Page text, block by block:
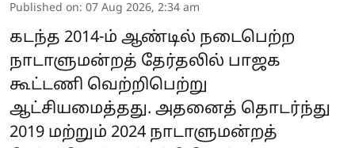
Published on: 07 Aug 2026, 2:34 am
கடந்த 2014-ம் ஆண்டில் நடைபெற்ற
நாடாளுமன்றத் தேர்தலில் பாஜக
கூட்டணி வெற்றிபெற்று
ஆட்சியமைத்தது. அதனைத் தொடர்ந்து
2019 மற்றும் 2024 நாடாளுமன்றத்